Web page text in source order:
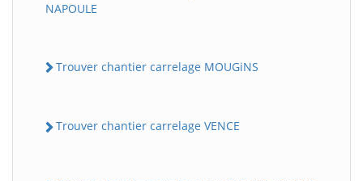
NAPOULE
Trouver chantier carrelage MOUGiNS
Trouver chantier carrelage VENCE